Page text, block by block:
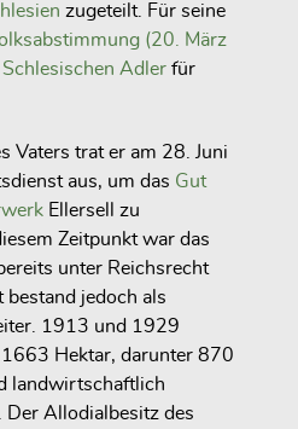
zugeteilt. Für seine
(20. März
Schlesischen Adler für
Vaters trat er am 28. Juni
aus, um das Gut
Ellersell zu
Zeitpunkt war das
unter Reichsrecht
bestand jedoch als
1913 und 1929
Hektar, darunter 870
landwirtschaftlich
Der Allodialbesitz des